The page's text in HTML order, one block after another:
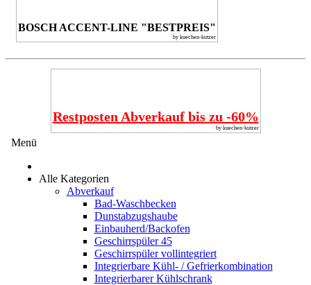
BOSCH ACCENT-LINE "BESTPREIS"
by kuechen-kutzer
Restposten Abverkauf bis zu -60%
by kuechen-kutzer
Menü
Alle Kategorien
Abverkauf
Bad-Waschbecken
Dunstabzugshaube
Einbauherd/Backofen
Geschirrspüler 45
Geschirrspüler vollintegriert
Integrierbare Kühl- / Gefrierkombination
Integrierbarer Kühlschrank